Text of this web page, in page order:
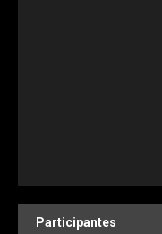
Participantes